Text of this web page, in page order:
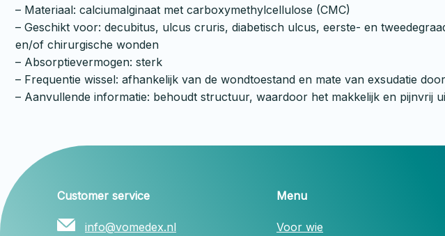
– Materiaal: calciumalginaat met carboxymethylcellulose (CMC)
– Geschikt voor: decubitus, ulcus cruris, diabetisch ulcus, eerste- en
en/of chirurgische wonden
– Absorptievermogen: sterk
– Frequentie wissel: afhankelijk van de wondtoestand en mate van exsudatie
– Aanvullende informatie: behoudt structuur, waardoor het makkelijk en pijnvrij
Customer service
info@vomedex.nl
Menu
Voor wie